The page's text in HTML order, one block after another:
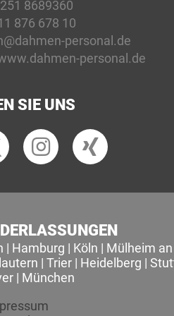
8689360
876 678 10
personal.de
personal.de
SIE UNS
| Hamburg | Köln | Mülheim
| Trier| Heidelberg |
| München